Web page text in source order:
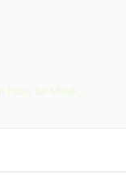
Haus für Musik,